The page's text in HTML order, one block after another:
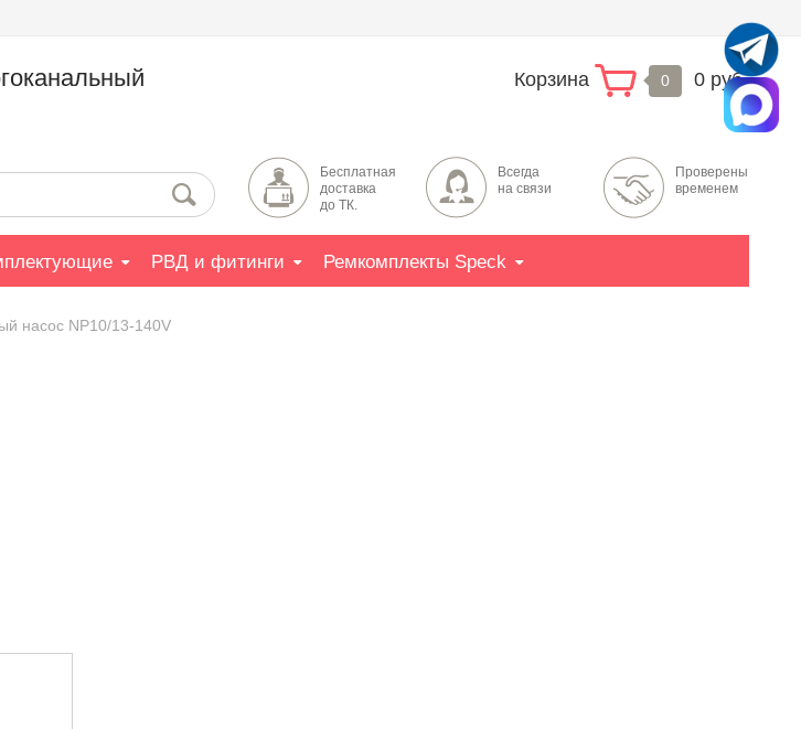
Корзина 0 0 руб.
Бесплатная
доставка
до ТК.
Всегда
на связи
Проверены
временем
РВД и фитинги Ремкомплекты Speck
насос NP10/13-140V